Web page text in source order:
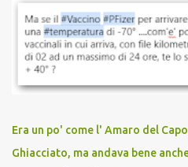
vaccinazione. Non avevamo mai
sconti, incentivi per vaccinarsi.
discriminazioni per coloro che non
vaccinato, nessuno aveva prima
persona cattiva. Non avevamo
vaccino usato per minacciare i
scuola. Non avevamo mai visto un
dodicenne di ignorare il consenso
Era un po' come l' Amaro del
Ghiacciato, ma andava bene